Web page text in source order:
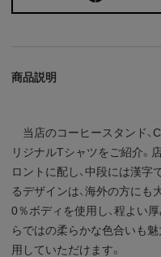
商品説明
当店のコーヒースタンド、
リジナルTシャツをご紹介。
ロントに配し、中段には漢字
るデザインは、海外の方に
0％ボディを使用し、程よい
らではの柔らかな色合いも
用していただけます。